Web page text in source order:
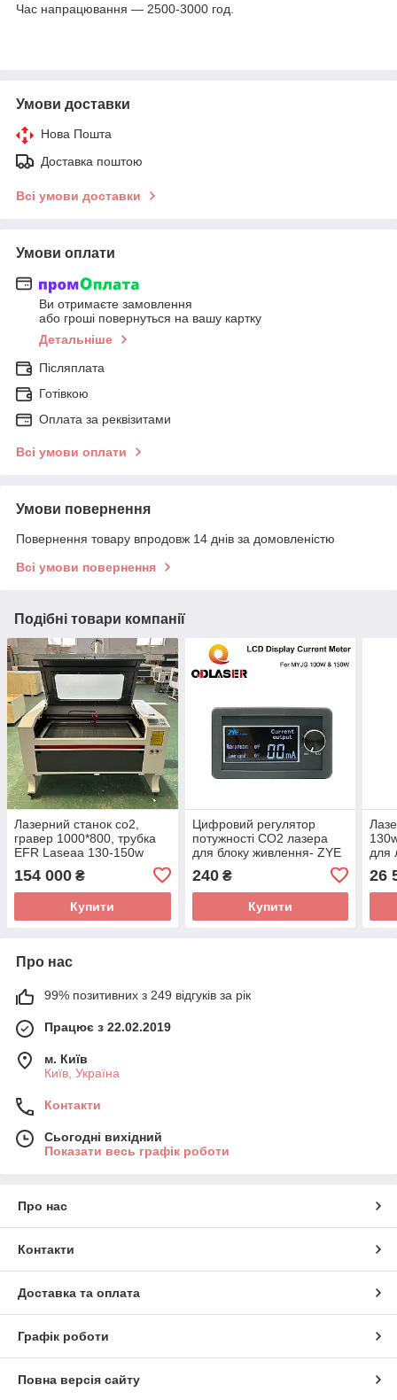
Час напрацювання — 2500-3000 год.
Умови доставки
Нова Пошта
Доставка поштою
Всі умови доставки
Умови оплати
Ви отримаєте замовлення
або гроші повернуться на вашу картку
Детальніше
Післяплата
Готівкою
Оплата за реквізитами
Всі умови оплати
Умови повернення
Повернення товару впродовж 14 днів за домовленістю
Всі умови повернення
Подібні товари компанії
Лазерний станок со2,
гравер 1000*800, трубка
EFR Laseaa 130-150w
154 000 ₴
Купити
Цифровий регулятор
потужності CO2 лазера
для блоку живлення- ZYE
240₴
Купити
для
26
Про нас
99% позитивних з 249 відгуків за рік
Працює з 22.02.2019
м. Київ
Київ, Україна
Контакти
Сьогодні вихідний
Показати весь графік роботи
Про нас
Контакти
Доставка та оплата
Графік роботи
Повна версія сайту